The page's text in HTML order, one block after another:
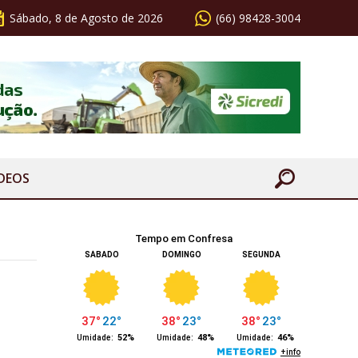
Sábado, 8 de Agosto de 2026 (66) 98428-3004